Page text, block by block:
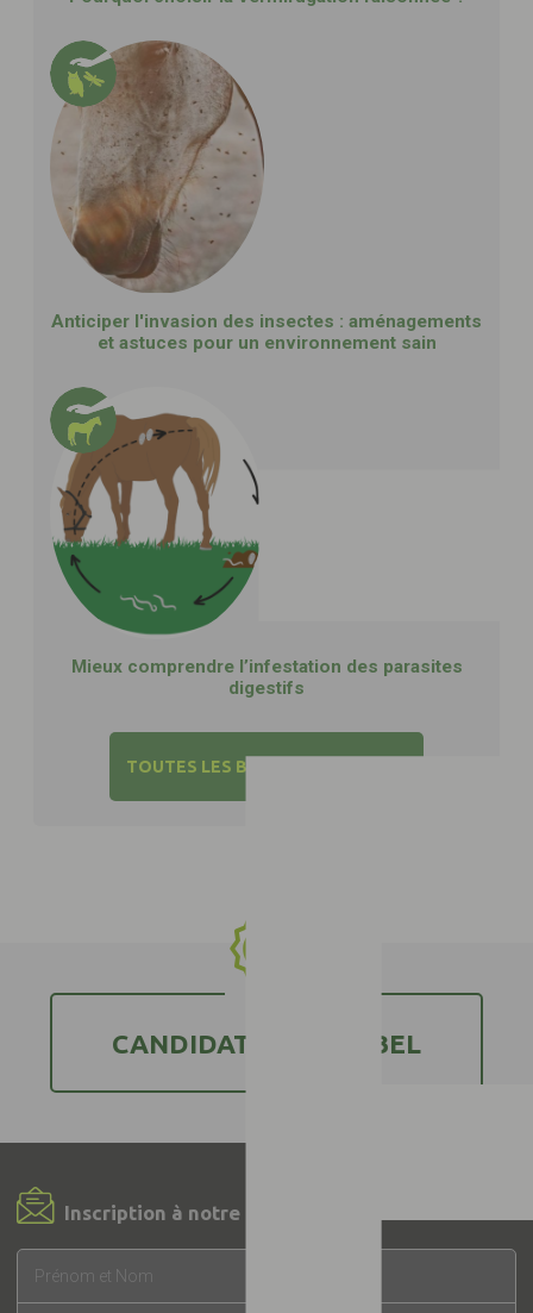
Anticiper l'invasion des insectes : aménagements
et astuces pour un environnement sain
Mieux comprendre l’infestation des parasites
digestifs
TOUTES LES BONNES PRATIQUES
CANDIDATER AU LABEL
Inscription à notre Newsletter !